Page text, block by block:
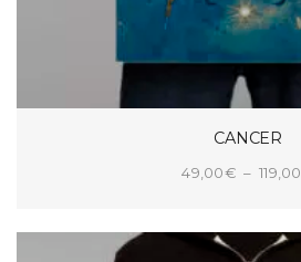
CANCER
49,00€ – 119,00